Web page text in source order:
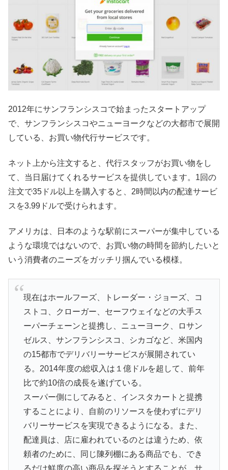
2012年にサンフランシスコで始まったスタートアップ
で、サンフランシスコやニューヨークなどの大都市で展開
している、お買い物代行サービスです。
ネット上から注文すると、代行スタッフがお買い物をし
て、当日届けてくれるサービスを提供しています。1回の
注文で35ドル以上を購入すると、2時間以内の配達サービ
スを3.99ドルで受けられます。
アメリカは、日本のような駅前にスーパーが集中している
ような環境ではないので、お買い物の時間を節約したいと
いう消費者のニーズをガッチリ掴んでいる模様。
現在はホールフーズ、トレーダー・ジョーズ、コ
ストコ、クローガー、セーフウェイなどの大手ス
ーパーチェーンと提携し、ニューヨーク、ロサン
ゼルス、サンフランシスコ、シカゴなど、米国内
の15都市でデリバリーサービスが展開されてい
る。2014年度の総収入は１億ドルを超して、前年
比で約10倍の成長を遂げている。
スーパー側にしてみると、インスタカートと提携
することにより、自前のリソースを使わずにデリ
バリーサービスを実現できるようになる。また、
配達員は、店に雇われているのとは違うため、依
頼者のために、同じ陳列棚にある商品でも、でき